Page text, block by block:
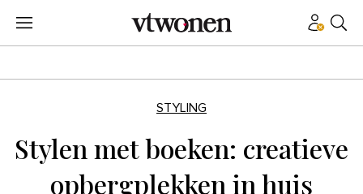
STYLING
Stylen met boeken: creatieve
opbergplekken in huis